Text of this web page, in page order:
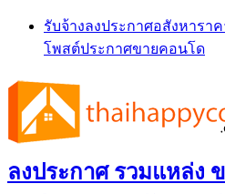
Skip
content
รับจ้างลงประกาศอสังหารา
โพสต์ประกาศขายคอนโด
ลงประกาศ รวมแหล่ง